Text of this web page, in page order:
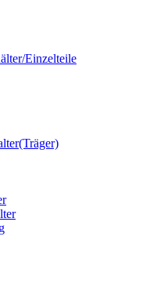
Einzelteile